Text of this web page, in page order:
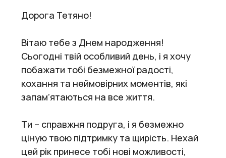
Дорога Тетяно!
Вітаю тебе з Днем народження!
Сьогодні твій особливий день, і я хочу
побажати тобі безмежної радості,
кохання та неймовірних моментів, які
запам’ятаються на все життя.
Ти – справжня подруга, і я безмежно
ціную твою підтримку та щирість. Нехай
цей рік принесе тобі нові можливості,